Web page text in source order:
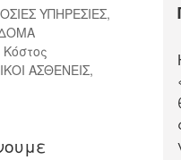
ΥΠΗΡΕΣΙΕΣ,
Κόστος
ΑΣΘΕΝΕΙΣ,